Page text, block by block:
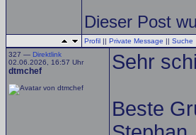
Dieser Post
Profil || Private Message || Suche
327 — Direktlink
02.06.2026, 16:57 Uhr
dtmchef Sehr
Beste